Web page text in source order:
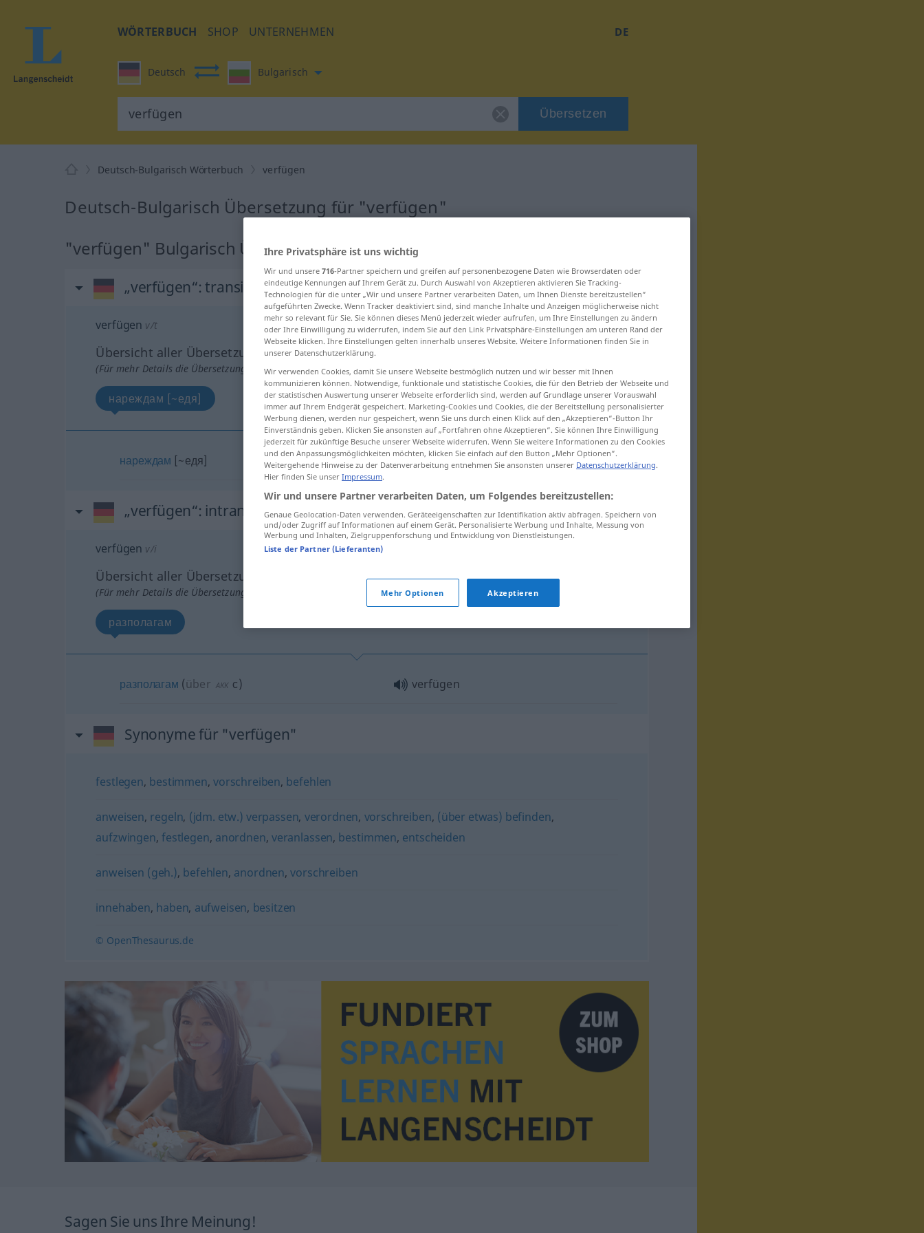
WÖRTERBUCH SHOP UNTERNEHMEN DE
Deutsch Bulgarisch
Übersetzen
Deutsch-Bulgarisch Wörterbuch verfügen
Deutsch-Bulgarisch Übersetzung für "verfügen"
"verfügen" Bulgarisch Übersetzung
„verfügen“: transitives Verb
verfügen v/t
Übersicht aller Übersetzungen
(Für mehr Details die Übersetzung anklicken/antippen)
нареждам [~едя]
нареждам [~едя] verfügen
„verfügen“: intransitives Verb
verfügen v/i
Übersicht aller Übersetzungen
(Für mehr Details die Übersetzung anklicken/antippen)
разполагам
разполагам (über AKK с) verfügen
Synonyme für "verfügen"
festlegen, bestimmen,vorschreiben, befehlen
anweisen, regeln, (jdm. etw.) verpassen, verordnen, vorschreiben, (über etwas) befinden,
aufzwingen,festlegen, anordnen, veranlassen, bestimmen, entscheiden
anweisen (geh.), befehlen, anordnen,vorschreiben
innehaben, haben, aufweisen, besitzen
© OpenThesaurus.de
Sagen Sie uns Ihre Meinung!
Ihre Privatsphäre ist uns wichtig
Wir und unsere 716-Partner speichern und greifen auf personenbezogene Daten wie Browserdaten oder
eindeutige Kennungen auf Ihrem Gerät zu. Durch Auswahl von Akzeptieren aktivieren Sie Tracking-
Technologien für die unter „Wir und unsere Partner verarbeiten Daten, um Ihnen Dienste bereitzustellen“
aufgeführten Zwecke. Wenn Tracker deaktiviert sind, sind manche Inhalte und Anzeigen möglicherweise nicht
mehr so relevant für Sie. Sie können dieses Menü jederzeit wieder aufrufen, um Ihre Einstellungen zu ändern
oder Ihre Einwilligung zu widerrufen, indem Sie auf den Link Privatsphäre-Einstellungen am unteren Rand der
Webseite klicken. Ihre Einstellungen gelten innerhalb unseres Website. Weitere Informationen finden Sie in
unserer Datenschutzerklärung.
Wir verwenden Cookies, damit Sie unsere Webseite bestmöglich nutzen und wir besser mit Ihnen
kommunizieren können. Notwendige, funktionale und statistische Cookies, die für den Betrieb der Webseite und
der statistischen Auswertung unserer Webseite erforderlich sind, werden auf Grundlage unserer Vorauswahl
immer auf Ihrem Endgerät gespeichert. Marketing-Cookies und Cookies, die der Bereitstellung personalisierter
Werbung dienen, werden nur gespeichert, wenn Sie uns durch einen Klick auf den „Akzeptieren“-Button Ihr
Einverständnis geben. Klicken Sie ansonsten auf „Fortfahren ohne Akzeptieren“. Sie können Ihre Einwilligung
jederzeit für zukünftige Besuche unserer Webseite widerrufen. Wenn Sie weitere Informationen zu den Cookies
und den Anpassungsmöglichkeiten möchten, klicken Sie einfach auf den Button „Mehr Optionen“.
Weitergehende Hinweise zu der Datenverarbeitung entnehmen Sie ansonsten unserer Datenschutzerklärung.
Hier finden Sie unser Impressum.
Wir und unsere Partner verarbeiten Daten, um Folgendes bereitzustellen:
Genaue Geolocation-Daten verwenden. Geräteeigenschaften zur Identifikation aktiv abfragen. Speichern von
und/oder Zugriff auf Informationen auf einem Gerät. Personalisierte Werbung und Inhalte, Messung von
Werbung und Inhalten, Zielgruppenforschung und Entwicklung von Dienstleistungen.
Liste der Partner (Lieferanten)
Mehr Optionen Akzeptieren